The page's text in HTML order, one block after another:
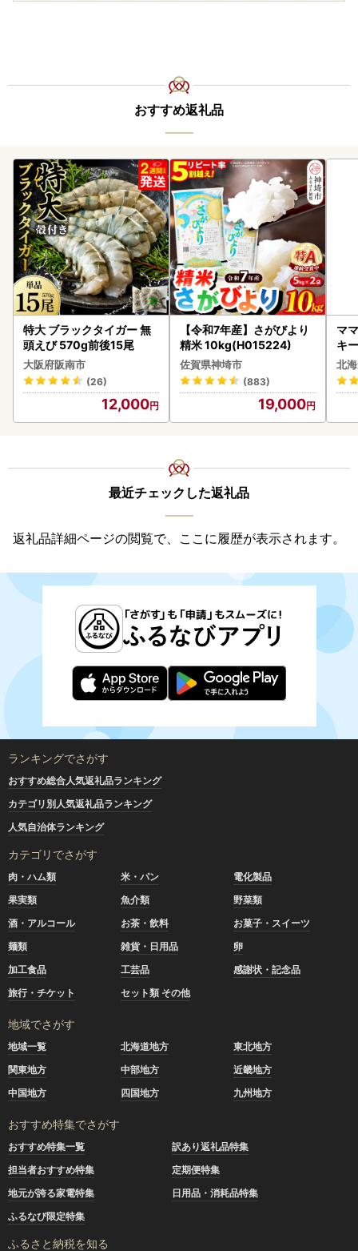
おすすめ返礼品
特大 ブラックタイガー 無
頭えび 570g前後15尾
大阪府阪南市
(26)
12,000
【令和7年産】さがびより
精米 10kg(H015224)
佐賀県神埼市
(883)
19,000
マ
キ
ズ
0
北
最近チェックした返礼品
返礼品詳細ページの閲覧で、ここに履歴が表示されます。
ランキングでさがす
おすすめ総合人気返礼品ランキング
カテゴリ別人気返礼品ランキング
人気自治体ランキング
カテゴリでさがす
肉・ハム類 米・パン
電化製品
果実類
魚介類
野菜類
酒・アルコール
お茶・飲料
お菓子・スイーツ
麺類
雑貨・日用品
卵
加工食品
工芸品
感謝状・記念品
旅行・チケット
セット類 その他
地域でさがす
地域一覧 北海道地方
東北地方
関東地方
中部地方
近畿地方
中国地方
四国地方 九州地方
おすすめ特集でさがす
おすすめ特集一覧
訳あり返礼品特集
担当者おすすめ特集
定期便特集
地元が誇る家電特集
日用品・消耗品特集
ふるなび限定特集
ふるさと納税を知る